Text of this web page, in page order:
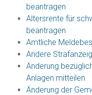
beantragen
Altersrente für
beantragen
Amtliche
Andere
Änderung
Anlagen mitteilen
Änderung der